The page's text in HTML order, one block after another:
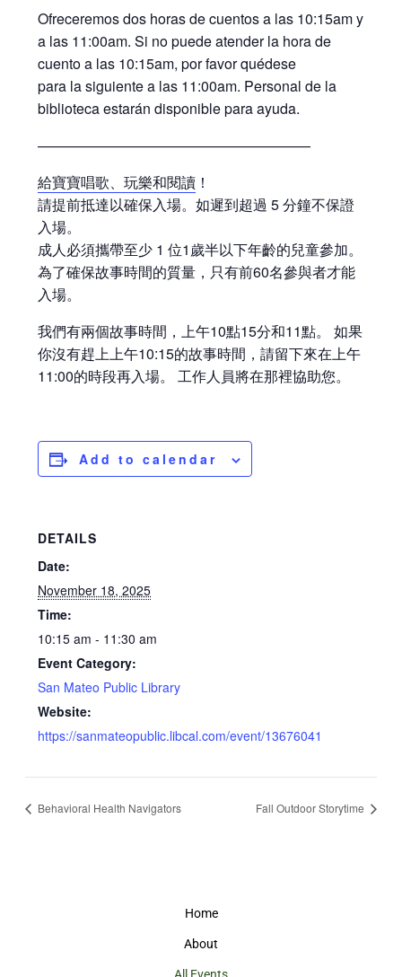
Ofreceremos dos horas de cuentos a las 10:15am y
a las 11:00am. Si no puede atender la hora de
cuento a las 10:15am, por favor quédese
para la siguiente a las 11:00am. Personal de la
biblioteca estarán disponible para ayuda.
———————————————————
給寶寶唱歌、玩樂和閱讀 ！
請提前抵達以確保入場。如遲到超過 5 分鐘不保證
入場。
成人必須攜帶至少 1 位1歲半以下年齡的兒童參加。
為了確保故事時間的質量，只有前60名參與者才能
入場。
我們有兩個故事時間，上午10點15分和11點。 如果
你沒有趕上上午10:15的故事時間，請留下來在上午
11:00的時段再入場。 工作人員將在那裡協助您。
Add to calendar
DETAILS
Date:
November 18, 2025
Time:
10:15 am - 11:30 am
Event Category:
San Mateo Public Library
Website:
https://sanmateopublic.libcal.com/event/13676041
Behavioral Health Navigators Fall Outdoor Storytime
Home
About
All Events